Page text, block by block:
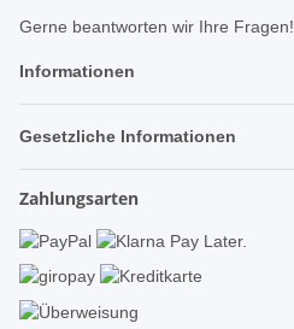
Gerne beantworten wir Ihre Fragen!
Informationen
Gesetzliche Informationen
Zahlungsarten